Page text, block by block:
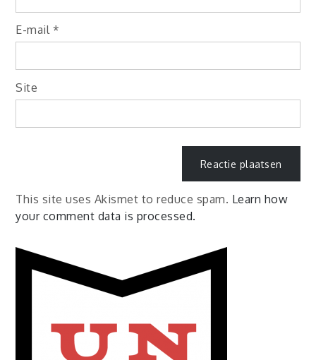
E-mail *
Site
This site uses Akismet to reduce spam. Learn how
your comment data is processed.